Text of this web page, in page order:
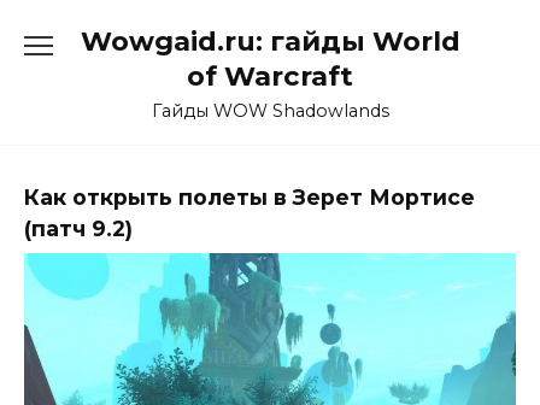
Wowgaid.ru: гайды World
of Warcraft
Гайды WOW Shadowlands
Как открыть полеты в Зерет Мортисе
(патч 9.2)